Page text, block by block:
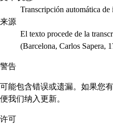
Transcripción automática de
来源
El texto procede de la
(Barcelona, Carlos Sapera,
警告
可能包含错误或遗漏。如果您
便我们纳入更新。
许可